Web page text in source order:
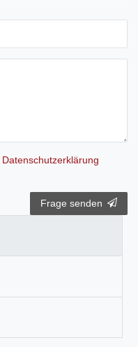
Daten­schutz­erklärung
Frage senden